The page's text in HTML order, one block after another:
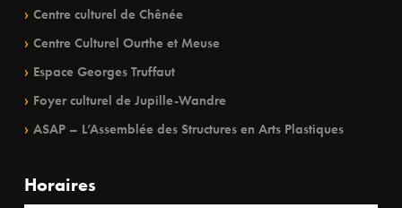
Centre culturel de Chênée
Centre Culturel Ourthe et Meuse
Espace Georges Truffaut
Foyer culturel de Jupille-Wandre
ASAP – L’Assemblée des Structures en Arts Plastiques
Horaires